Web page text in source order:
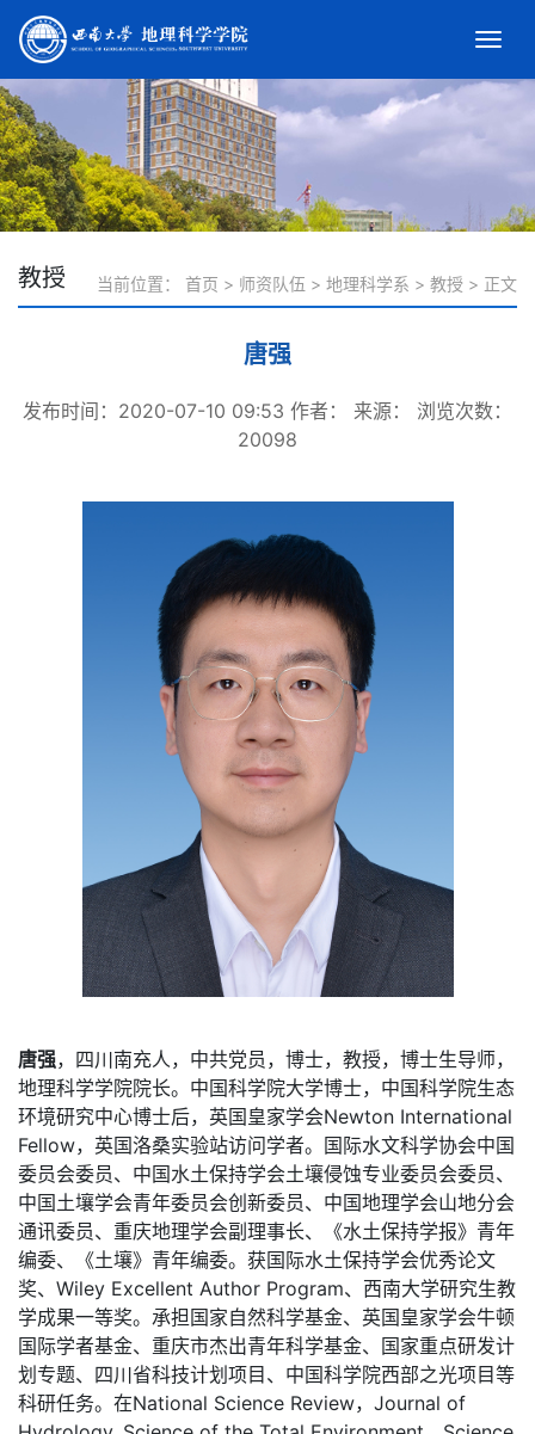
教授 当前位置： 首页 > 师资队伍 > 地理科学系 > 教授 > 正文
唐强
发布时间：2020-07-10 09:53 作者： 来源：
浏览次数：
20098
唐强，四川南充人，中共党员，博士，教授，博士生导师，
地理科学学院院长。中国科学院大学博士，中国科学院生态
环境研究中心博士后，英国皇家学会Newton International
Fellow，英国洛桑实验站访问学者。国际水文科学协会中国
委员会委员、中国水土保持学会土壤侵蚀专业委员会委员、
中国土壤学会青年委员会创新委员、中国地理学会山地分会
通讯委员、重庆地理学会副理事长、《水土保持学报》青年
编委、《土壤》青年编委。获国际水土保持学会优秀论文
奖、Wiley Excellent Author Program、西南大学研究生教
学成果一等奖。承担国家自然科学基金、英国皇家学会牛顿
国际学者基金、重庆市杰出青年科学基金、国家重点研发计
划专题、四川省科技计划项目、中国科学院西部之光项目等
科研任务。在National Science Review，Journal of